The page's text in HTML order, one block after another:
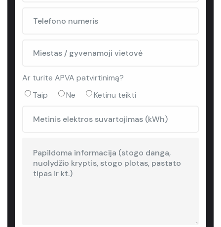
Ar turite APVA patvirtinimą?
Taip
Ne Ketinu teikti